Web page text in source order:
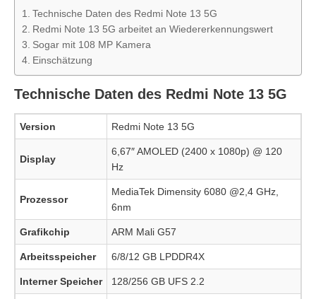
Technische Daten des Redmi Note 13 5G
Redmi Note 13 5G arbeitet an Wiedererkennungswert
Sogar mit 108 MP Kamera
Einschätzung
Technische Daten des Redmi Note 13 5G
Version Redmi Note 13 5G
Display
6,67″ AMOLED (2400 x 1080p) @ 120
Hz
Prozessor
MediaTek Dimensity 6080 @2,4 GHz,
6nm
Grafikchip ARM Mali G57
Arbeitsspeicher 6/8/12 GB LPDDR4X
Interner Speicher 128/256 GB UFS 2.2